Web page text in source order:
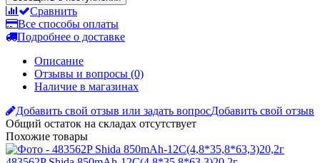
Описание
Отзывы и вопросы
Добавить свой отзыв или задать вопрос
Общий остаток на складах
483562P Shida 850mAh-12С(4,8*35,8*63,3)20,2г